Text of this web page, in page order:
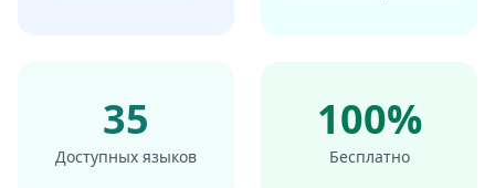
35
Доступных языков
100%
Бесплатно